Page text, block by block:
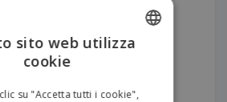
sito web utilizza
cookie
su "Accetta tutti i cookie",